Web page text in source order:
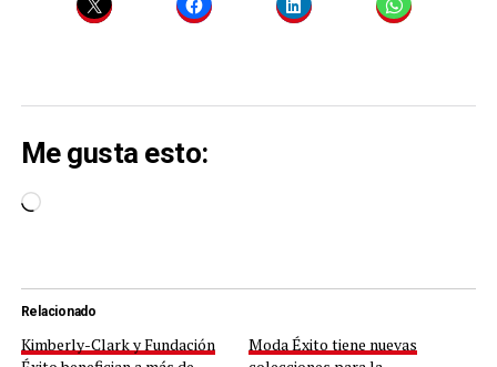
Me gusta esto:
Cargando...
Relacionado
Kimberly-Clark y Fundación
Moda Éxito tiene nuevas